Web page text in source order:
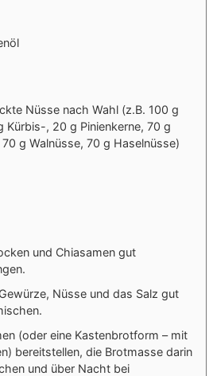
Kürbis-, 20 g Pinienkerne, 70 g
g Walnüsse, 70 g Haselnüsse)
und Chiasamen gut
Nüsse und das Salz gut
(oder eine Kastenbrotform – mit
bereitstellen, die Brotmasse darin
und über Nacht bei